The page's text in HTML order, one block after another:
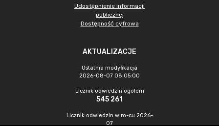
Udostępnienie informacji
publicznej
Dostępność cyfrowa
AKTUALIZACJE
Ostatnia modyfikacja
2026-08-07 08:05:00
Licznik odwiedzin ogółem
545 261
Licznik odwiedzin w m-cu 2026-
07